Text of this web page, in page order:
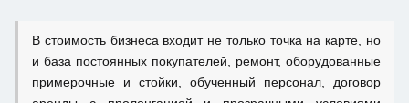
В стоимость бизнеса входит не только точка на карте, но
и база постоянных покупателей, ремонт, оборудованные
примерочные и стойки, обученный персонал, договор